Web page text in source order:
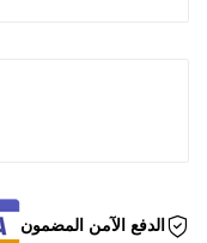
الدفع الآمن المضمون